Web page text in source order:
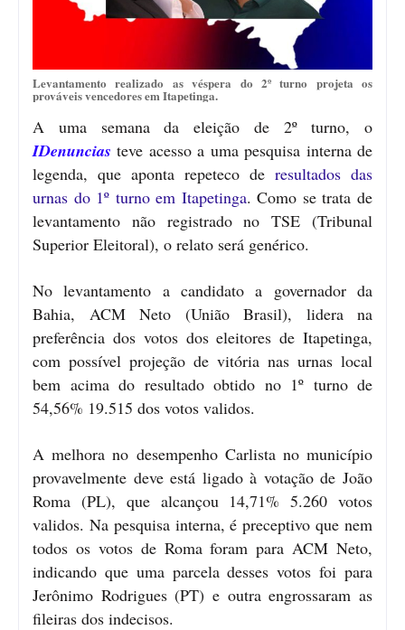
Levantamento realizado as véspera do 2º turno projeta os
prováveis vencedores em Itapetinga.
A uma semana da eleição de 2º turno, o
IDenuncias teve acesso a uma pesquisa interna de
legenda, que aponta repeteco de resultados das
urnas do 1º turno em Itapetinga. Como se trata de
levantamento não registrado no TSE (Tribunal
Superior Eleitoral), o relato será genérico.
No levantamento a candidato a governador da
Bahia, ACM Neto (União Brasil), lidera na
preferência dos votos dos eleitores de Itapetinga,
com possível projeção de vitória nas urnas local
bem acima do resultado obtido no 1º turno de
54,56% 19.515 dos votos validos.
A melhora no desempenho Carlista no município
provavelmente deve está ligado à votação de João
Roma (PL), que alcançou 14,71% 5.260 votos
validos. Na pesquisa interna, é preceptivo que nem
todos os votos de Roma foram para ACM Neto,
indicando que uma parcela desses votos foi para
Jerônimo Rodrigues (PT) e outra engrossaram as
fileiras dos indecisos.